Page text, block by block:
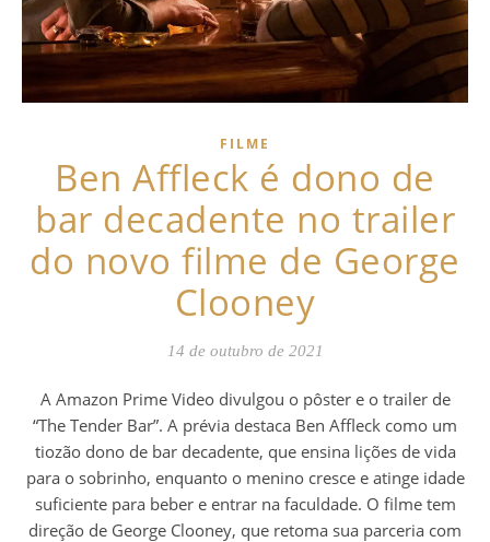
FILME
Ben Affleck é dono de
bar decadente no trailer
do novo filme de George
Clooney
14 de outubro de 2021
A Amazon Prime Video divulgou o pôster e o trailer de
“The Tender Bar”. A prévia destaca Ben Affleck como um
tiozão dono de bar decadente, que ensina lições de vida
para o sobrinho, enquanto o menino cresce e atinge idade
suficiente para beber e entrar na faculdade. O filme tem
direção de George Clooney, que retoma sua parceria com